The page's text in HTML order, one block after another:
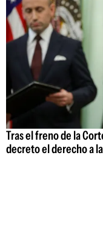
Tras el freno de la
decreto el derecho a